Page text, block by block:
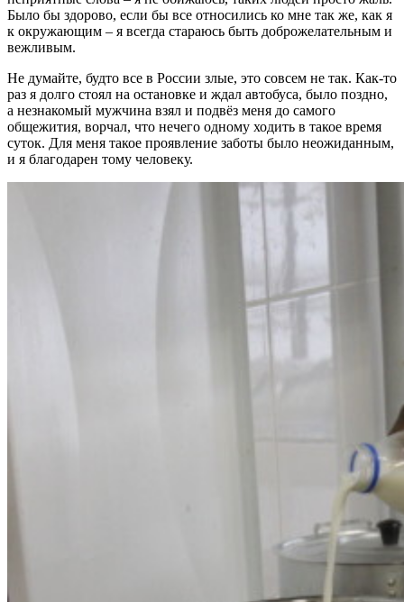
Было бы здорово, если бы все относились ко мне так же, как я
к окружающим – я всегда стараюсь быть доброжелательным и
вежливым.
Не думайте, будто все в России злые, это совсем не так. Как-то
раз я долго стоял на остановке и ждал автобуса, было поздно,
а незнакомый мужчина взял и подвёз меня до самого
общежития, ворчал, что нечего одному ходить в такое время
суток. Для меня такое проявление заботы было неожиданным,
и я благодарен тому человеку.